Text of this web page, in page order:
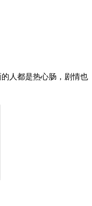
人都是热心肠，剧情也